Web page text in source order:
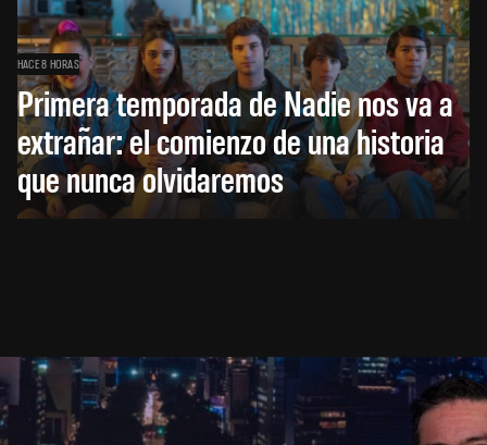
HACE 8 HORAS
Primera temporada de Nadie nos va a
extrañar: el comienzo de una historia
que nunca olvidaremos